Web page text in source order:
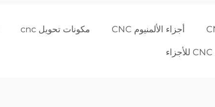
أجزاء الألمنيوم CNC مكونات تحويل cnc